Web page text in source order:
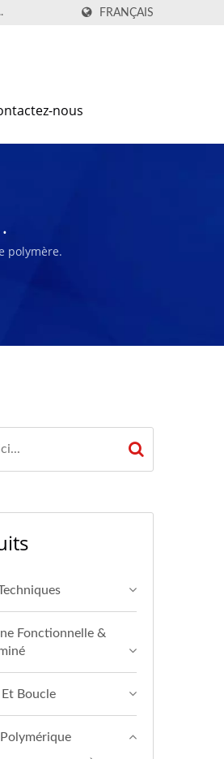
FRANÇAIS
nous
De
polymère.
Fonctionnelle &
Boucle